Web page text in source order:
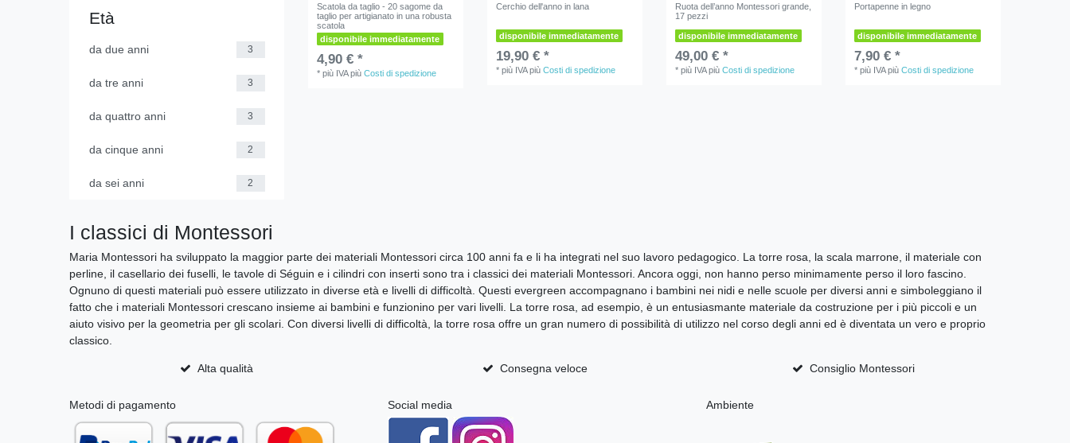
Età
da due anni 3
da tre anni 3
da quattro anni 3
da cinque anni 2
da sei anni 2
Scatola da taglio - 20 sagome da
taglio per artigianato in una robusta
scatola
disponibile immediatamente
4,90 € *
*più IVApiùCosti di spedizione
Cerchio dell'anno in lana
disponibile immediatamente
19,90 € *
*più IVApiùCosti di spedizione
Ruota dell’anno Montessori grande,
17 pezzi
disponibile immediatamente
49,00 € *
*più IVApiùCosti di spedizione
Portapenne in legno
disponibile immediatamente
7,90 € *
*più IVApiùCosti di spedizione
I classici di Montessori
Maria Montessori ha sviluppato la maggior parte dei materiali Montessori circa 100 anni fa e li ha integrati nel suo lavoro pedagogico. La torre rosa, la scala marrone, il materiale con
perline, il casellario dei fuselli, le tavole di Séguin e i cilindri con inserti sono tra i classici dei materiali Montessori. Ancora oggi, non hanno perso minimamente perso il loro fascino.
Ognuno di questi materiali può essere utilizzato in diverse età e livelli di difficoltà. Questi evergreen accompagnano i bambini nei nidi e nelle scuole per diversi anni e simboleggiano il
fatto che i materiali Montessori crescano insieme ai bambini e funzionino per vari livelli. La torre rosa, ad esempio, è un entusiasmante materiale da costruzione per i più piccoli e un
aiuto visivo per la geometria per gli scolari. Con diversi livelli di difficoltà, la torre rosa offre un gran numero di possibilità di utilizzo nel corso degli anni ed è diventata un vero e proprio
classico.
Alta qualità Consegna veloce Consiglio Montessori
Metodi di pagamento Social media Ambiente